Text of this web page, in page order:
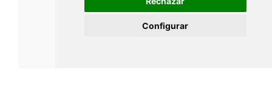
Configurar